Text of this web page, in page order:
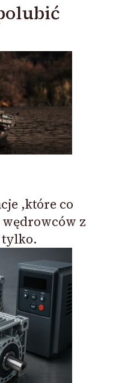
,które co
z
tylko.